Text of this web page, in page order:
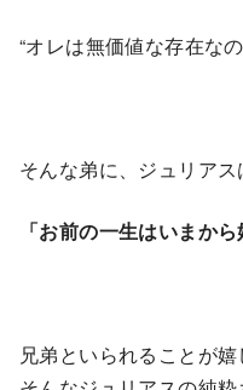
“オレは無価値な存在な
そんな弟に、ジュリアス
「お前の一生はいまか
兄弟といられることが